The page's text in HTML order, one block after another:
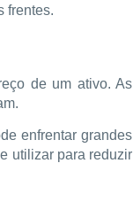
frentes.
de um ativo. As
enfrentar grandes
utilizar para reduzir